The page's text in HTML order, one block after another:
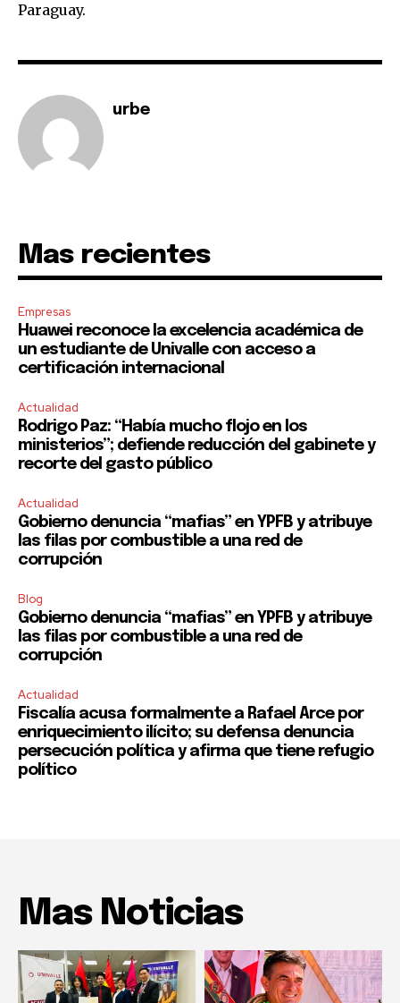
Paraguay.
urbe
Mas recientes
Empresas
Huawei reconoce la excelencia académica de
un estudiante de Univalle con acceso a
certificación internacional
Actualidad
Rodrigo Paz: “Había mucho flojo en los
ministerios”; defiende reducción del gabinete y
recorte del gasto público
Actualidad
Gobierno denuncia “mafias” en YPFB y atribuye
las filas por combustible a una red de
corrupción
Blog
Gobierno denuncia “mafias” en YPFB y atribuye
las filas por combustible a una red de
corrupción
Actualidad
Fiscalía acusa formalmente a Rafael Arce por
enriquecimiento ilícito; su defensa denuncia
persecución política y afirma que tiene refugio
político
Mas Noticias